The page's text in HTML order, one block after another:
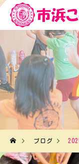
ブログ